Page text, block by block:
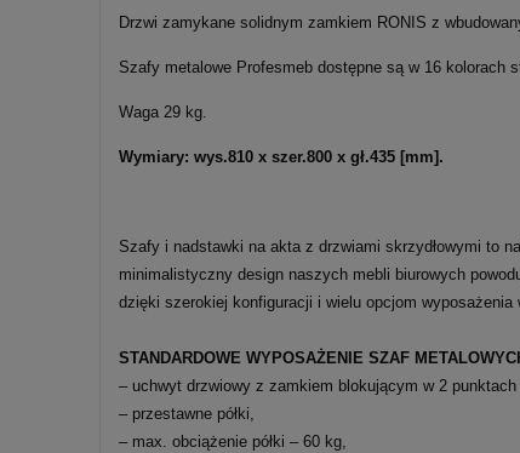
Drzwi zamykane solidnym zamkiem RONIS z
Szafy metalowe Profesmeb dostępne są w 16 kolorach
Waga 29 kg.
Wymiary: wys.810 x szer.800 x gł.435 [mm].
Szafy i nadstawki na akta z drzwiami skrzydłowymi to
minimalistyczny design naszych mebli biurowych
dzięki szerokiej konfiguracji i wielu opcjom wyposażenia
STANDARDOWE WYPOSAŻENIE SZAF
– uchwyt drzwiowy z zamkiem blokującym w 2 punktach
– przestawne półki,
– max. obciążenie półki – 60 kg,